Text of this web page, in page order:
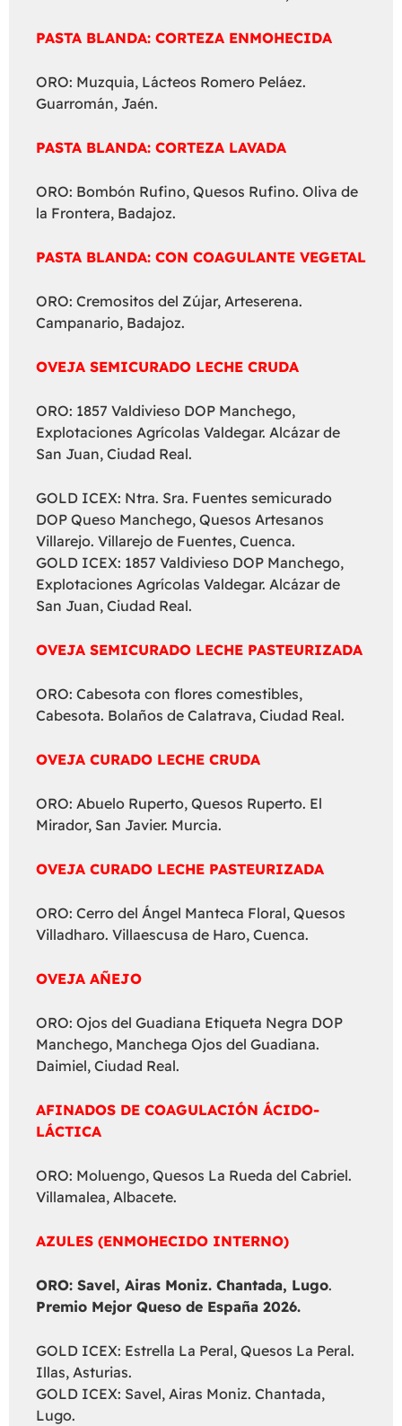
PASTA BLANDA: CORTEZA ENMOHECIDA
ORO: Muzquia, Lácteos Romero Peláez.
Guarromán, Jaén.
PASTA BLANDA: CORTEZA LAVADA
ORO: Bombón Rufino, Quesos Rufino. Oliva de
la Frontera, Badajoz.
PASTA BLANDA: CON COAGULANTE VEGETAL
ORO: Cremositos del Zújar, Arteserena.
Campanario, Badajoz.
OVEJA SEMICURADO LECHE CRUDA
ORO: 1857 Valdivieso DOP Manchego,
Explotaciones Agrícolas Valdegar. Alcázar de
San Juan, Ciudad Real.
GOLD ICEX: Ntra. Sra. Fuentes semicurado
DOP Queso Manchego, Quesos Artesanos
Villarejo. Villarejo de Fuentes, Cuenca.
GOLD ICEX: 1857 Valdivieso DOP Manchego,
Explotaciones Agrícolas Valdegar. Alcázar de
San Juan, Ciudad Real.
OVEJA SEMICURADO LECHE PASTEURIZADA
ORO: Cabesota con flores comestibles,
Cabesota. Bolaños de Calatrava, Ciudad Real.
OVEJA CURADO LECHE CRUDA
ORO: Abuelo Ruperto, Quesos Ruperto. El
Mirador, San Javier. Murcia.
OVEJA CURADO LECHE PASTEURIZADA
ORO: Cerro del Ángel Manteca Floral, Quesos
Villadharo. Villaescusa de Haro, Cuenca.
OVEJA AÑEJO
ORO: Ojos del Guadiana Etiqueta Negra DOP
Manchego, Manchega Ojos del Guadiana.
Daimiel, Ciudad Real.
AFINADOS DE COAGULACIÓN ÁCIDO-
LÁCTICA
ORO: Moluengo, Quesos La Rueda del Cabriel.
Villamalea, Albacete.
AZULES (ENMOHECIDO INTERNO)
ORO: Savel, Airas Moniz. Chantada, Lugo.
Premio Mejor Queso de España 2026.
GOLD ICEX: Estrella La Peral, Quesos La Peral.
Illas, Asturias.
GOLD ICEX: Savel, Airas Moniz. Chantada,
Lugo.